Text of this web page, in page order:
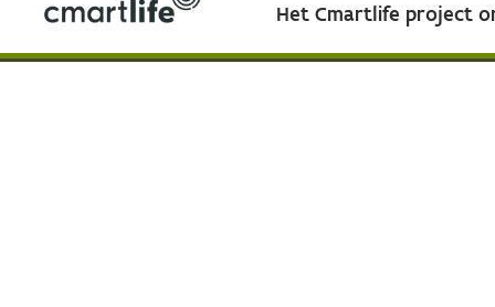
Het Cmartlife project